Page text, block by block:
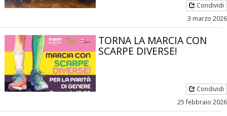
Condividi
3 marzo 2026
TORNA LA MARCIA CON
SCARPE DIVERSE!
Condividi
25 febbraio 2026